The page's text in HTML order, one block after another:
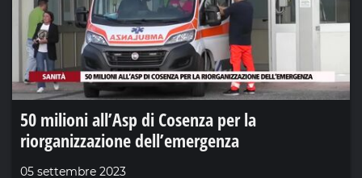
50 milioni all’Asp di Cosenza per la
riorganizzazione dell’emergenza
05 settembre 2023